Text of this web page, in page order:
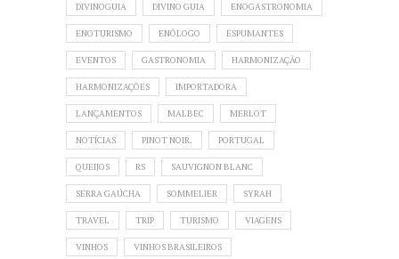
DIVINOGUIA DIVINO GUIA ENOGASTRONOMIA
ENOTURISMO ENÓLOGO ESPUMANTES
EVENTOS GASTRONOMIA HARMONIZAÇÃO
HARMONIZAÇÕES IMPORTADORA
LANÇAMENTOS MALBEC MERLOT
NOTÍCIAS PINOT NOIR. PORTUGAL
QUEIJOS RS SAUVIGNON BLANC
SERRA GAÚCHA SOMMELIER SYRAH
TRAVEL TRIP TURISMO VIAGENS
VINHOS VINHOS BRASILEIROS